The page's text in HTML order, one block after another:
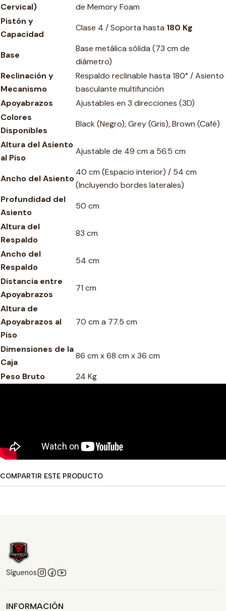
Cervical)
de Memory Foam
Pistón y
Capacidad
Clase 4 / Soporta hasta 180 Kg
Base
Base metálica sólida (73 cm de
diámetro)
Reclinación y
Mecanismo
Respaldo reclinable hasta 180° / Asiento
basculante multifunción
Apoyabrazos
Ajustables en 3 direcciones (3D)
Colores
Disponibles
Black (Negro), Grey (Gris), Brown (Café)
Altura del Asiento
al Piso
Ajustable de 49 cm a 56.5 cm
Ancho del Asiento
40 cm (Espacio interior) / 54 cm
(Incluyendo bordes laterales)
Profundidad del
Asiento
50 cm
Altura del
Respaldo
83 cm
Ancho del
Respaldo
54 cm
Distancia entre
Apoyabrazos
71 cm
Altura de
Apoyabrazos al
Piso
70 cm a 77.5 cm
Dimensiones de la
Caja
86 cm x 68 cm x 36 cm
Peso Bruto
24 Kg
COMPARTIR ESTE PRODUCTO
Síguenos
INFORMACIÓN